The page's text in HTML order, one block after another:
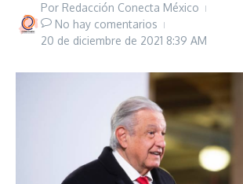
Por Redacción Conecta México
No hay comentarios
20 de diciembre de 2021 8:39 AM